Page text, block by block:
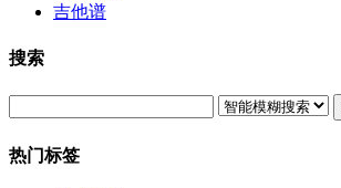
吉他谱
搜索
热门标签